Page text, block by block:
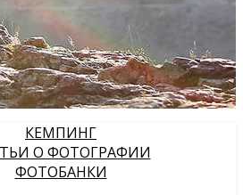
КЕМПИНГ
О ФОТОГРАФИИ
ФОТОБАНКИ